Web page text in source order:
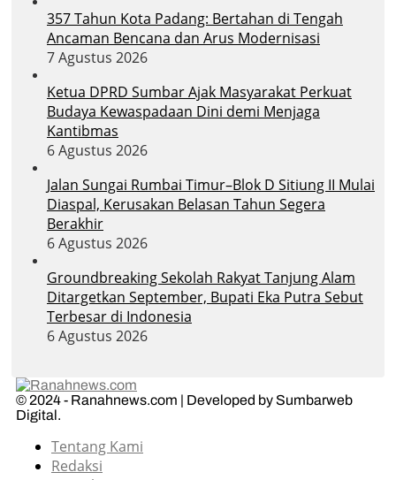
357 Tahun Kota Padang: Bertahan di Tengah
Ancaman Bencana dan Arus Modernisasi
7 Agustus 2026
Ketua DPRD Sumbar Ajak Masyarakat Perkuat
Budaya Kewaspadaan Dini demi Menjaga
Kantibmas
6 Agustus 2026
Jalan Sungai Rumbai Timur–Blok D Sitiung II Mulai
Diaspal, Kerusakan Belasan Tahun Segera
Berakhir
6 Agustus 2026
Groundbreaking Sekolah Rakyat Tanjung Alam
Ditargetkan September, Bupati Eka Putra Sebut
Terbesar di Indonesia
6 Agustus 2026
© 2024 - Ranahnews.com | Developed by Sumbarweb
Digital.
Tentang Kami
Redaksi